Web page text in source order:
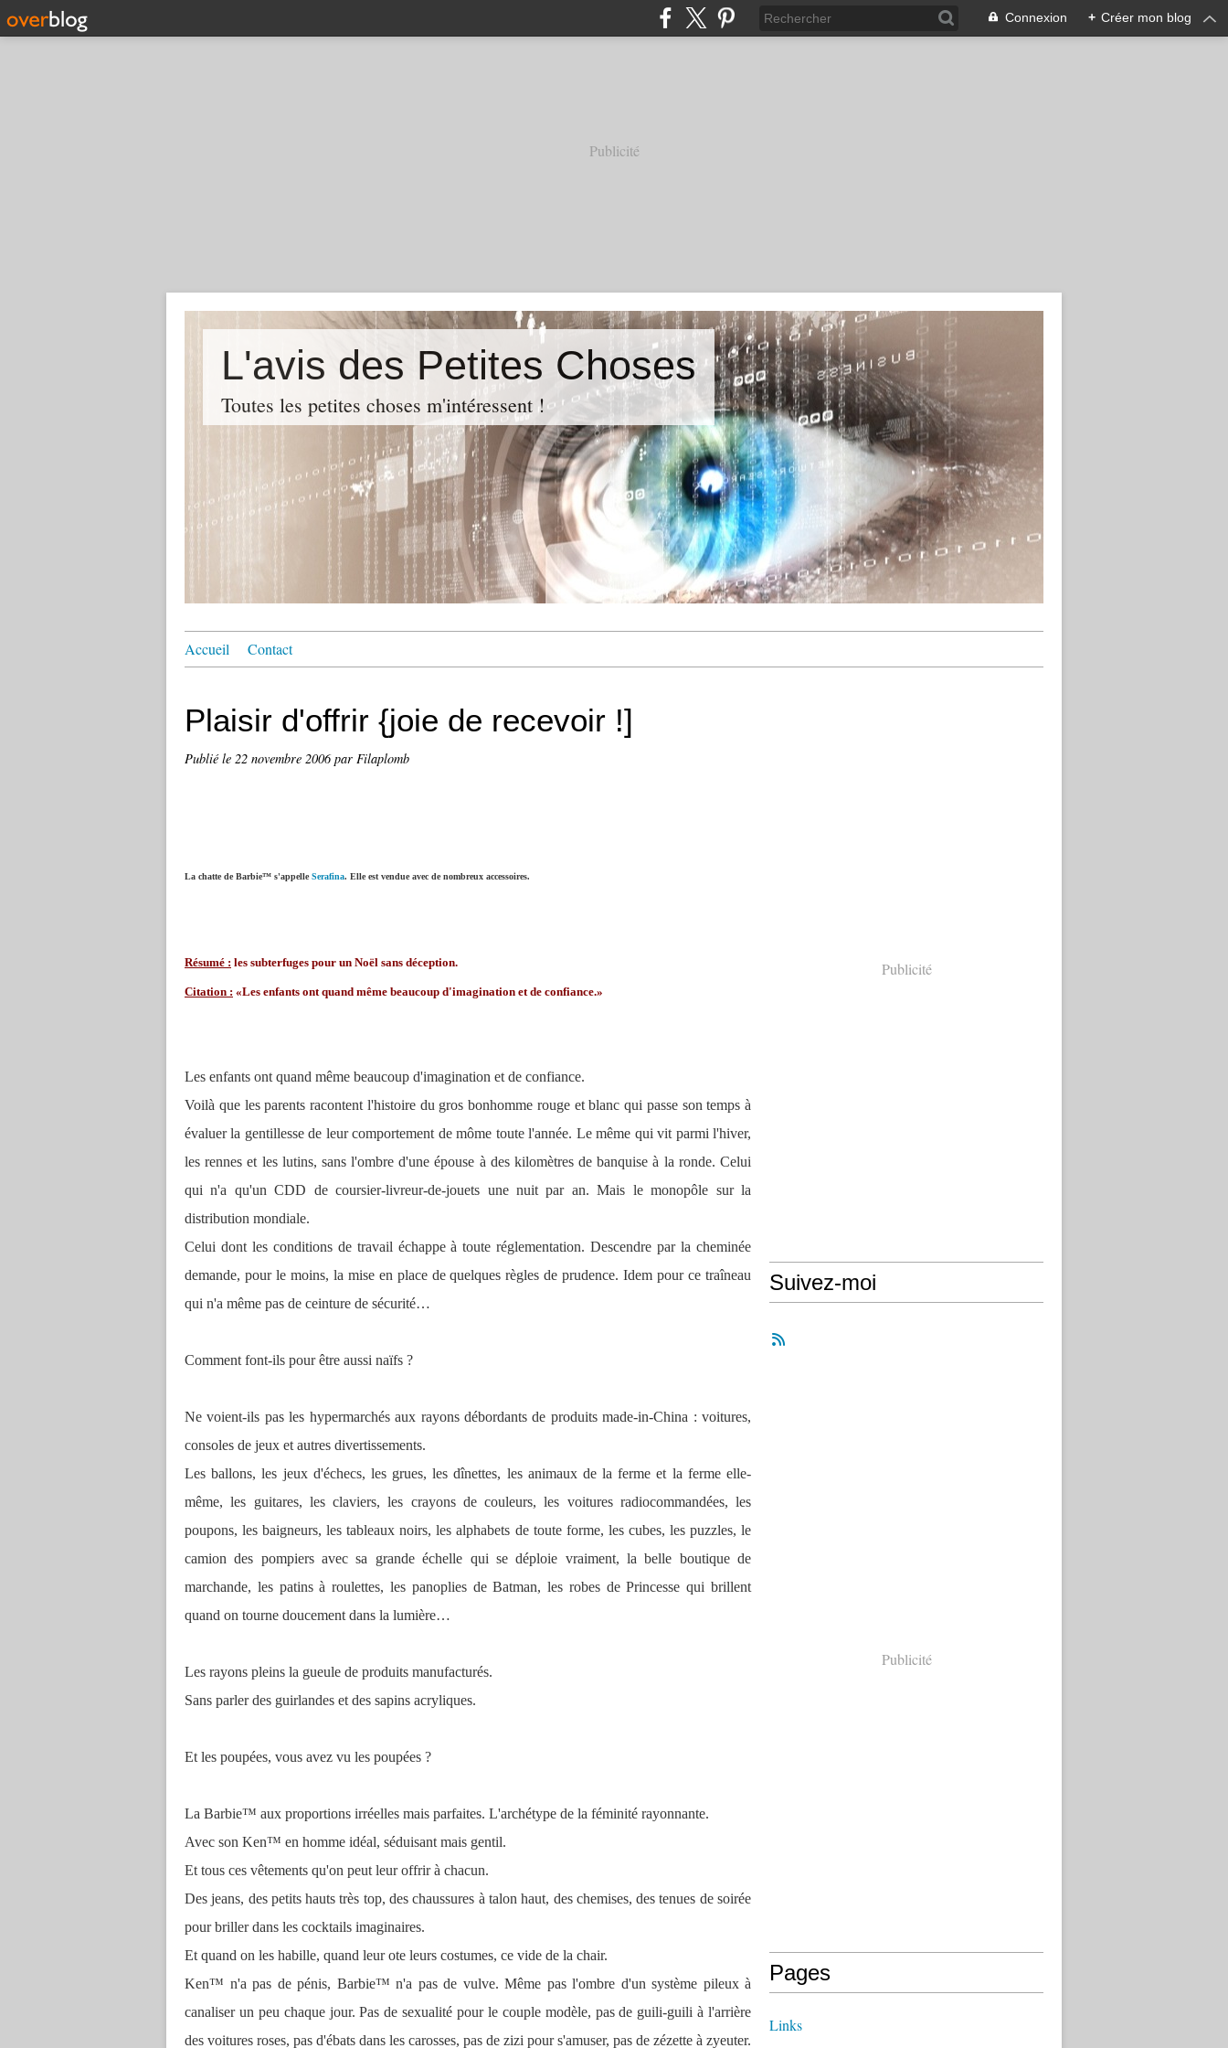
Connexion + Créer mon blog
Publicité
L'avis des Petites Choses
Toutes les petites choses m'intéressent !
Accueil Contact
Plaisir d'offrir {joie de recevoir !]
Publié le 22 novembre 2006par Filaplomb
La chatte de Barbie™ s'appelle Serafina. Elle est vendue avec de nombreux accessoires.
Résumé : les subterfuges pour un Noël sans déception.
Citation : «Les enfants ont quand même beaucoup d'imagination et de confiance.»
Les enfants ont quand même beaucoup d'imagination et de confiance.
Voilà que les parents racontent l'histoire du gros bonhomme rouge et blanc qui passe son temps à
évaluer la gentillesse de leur comportement de môme toute l'année. Le même qui vit parmi l'hiver,
les rennes et les lutins, sans l'ombre d'une épouse à des kilomètres de banquise à la ronde. Celui
qui n'a qu'un CDD de coursier-livreur-de-jouets une nuit par an. Mais le monopôle sur la
distribution mondiale.
Celui dont les conditions de travail échappe à toute réglementation. Descendre par la cheminée
demande, pour le moins, la mise en place de quelques règles de prudence. Idem pour ce traîneau
qui n'a même pas de ceinture de sécurité…
Comment font-ils pour être aussi naïfs ?
Ne voient-ils pas les hypermarchés aux rayons débordants de produits made-in-China : voitures,
consoles de jeux et autres divertissements.
Les ballons, les jeux d'échecs, les grues, les dînettes, les animaux de la ferme et la ferme elle-
même, les guitares, les claviers, les crayons de couleurs, les voitures radiocommandées, les
poupons, les baigneurs, les tableaux noirs, les alphabets de toute forme, les cubes, les puzzles, le
camion des pompiers avec sa grande échelle qui se déploie vraiment, la belle boutique de
marchande, les patins à roulettes, les panoplies de Batman, les robes de Princesse qui brillent
quand on tourne doucement dans la lumière…
Les rayons pleins la gueule de produits manufacturés.
Sans parler des guirlandes et des sapins acryliques.
Et les poupées, vous avez vu les poupées ?
La Barbie™ aux proportions irréelles mais parfaites. L'archétype de la féminité rayonnante.
Avec son Ken™ en homme idéal, séduisant mais gentil.
Et tous ces vêtements qu'on peut leur offrir à chacun.
Des jeans, des petits hauts très top, des chaussures à talon haut, des chemises, des tenues de soirée
pour briller dans les cocktails imaginaires.
Et quand on les habille, quand leur ote leurs costumes, ce vide de la chair.
Ken™ n'a pas de pénis, Barbie™ n'a pas de vulve. Même pas l'ombre d'un système pileux à
canaliser un peu chaque jour. Pas de sexualité pour le couple modèle, pas de guili-guili à l'arrière
des voitures roses, pas d'ébats dans les carosses, pas de zizi pour s'amuser, pas de zézette à zyeuter.
Publicité
Suivez-moi
Publicité
Pages
Links